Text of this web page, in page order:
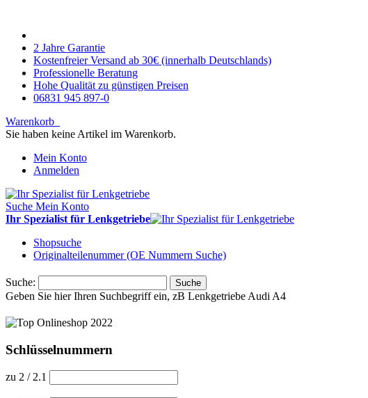
2 Jahre Garantie
Kostenfreier Versand ab 30€ (innerhalb Deutschlands)
Professionelle Beratung
Hohe Qualität zu günstigen Preisen
06831 945 897-0
Warenkorb
Sie haben keine Artikel im Warenkorb.
Mein Konto
Anmelden
Suche Mein Konto
Ihr Spezialist für Lenkgetriebe
Shopsuche
Originalteilenummer (OE Nummern Suche)
Suche: Suche
Geben Sie hier Ihren Suchbegriff ein, zB Lenkgetriebe Audi A4
Schlüsselnummern
zu 2 / 2.1